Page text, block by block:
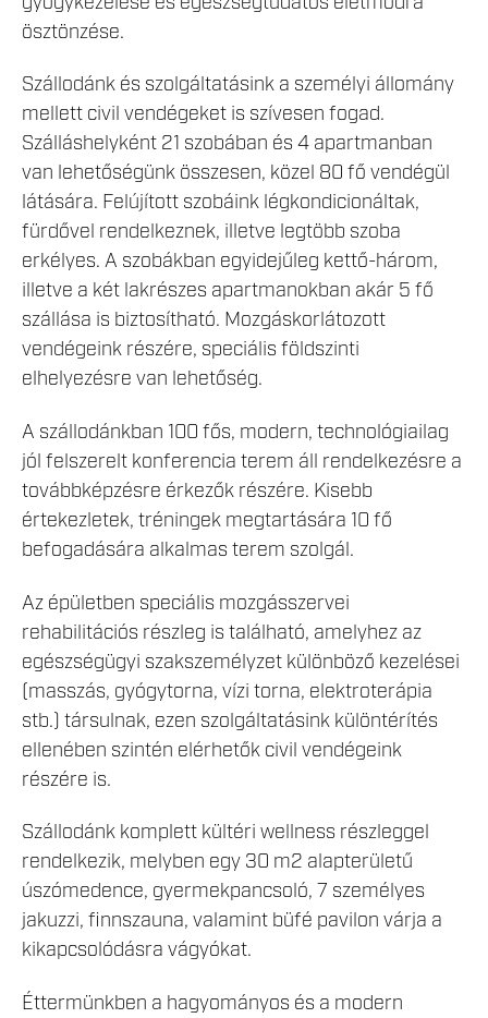
ösztönzése.
Szállodánk és szolgáltatásink a személyi állomány
mellett civil vendégeket is szívesen fogad.
Szálláshelyként 21 szobában és 4 apartmanban
van lehetőségünk összesen, közel 80 fő vendégül
látására. Felújított szobáink légkondicionáltak,
fürdővel rendelkeznek, illetve legtöbb szoba
erkélyes. A szobákban egyidejűleg kettő-három,
illetve a két lakrészes apartmanokban akár 5 fő
szállása is biztosítható. Mozgáskorlátozott
vendégeink részére, speciális földszinti
elhelyezésre van lehetőség.
A szállodánkban 100 fős, modern, technológiailag
jól felszerelt konferencia terem áll rendelkezésre a
továbbképzésre érkezők részére. Kisebb
értekezletek, tréningek megtartására 10 fő
befogadására alkalmas terem szolgál.
Az épületben speciális mozgásszervei
rehabilitációs részleg is található, amelyhez az
egészségügyi szakszemélyzet különböző kezelései
(masszás, gyógytorna, vízi torna, elektroterápia
stb.) társulnak, ezen szolgáltatásink különtérítés
ellenében szintén elérhetők civil vendégeink
részére is.
Szállodánk komplett kültéri wellness részleggel
rendelkezik, melyben egy 30 m2 alapterületű
úszómedence, gyermekpancsoló, 7 személyes
jakuzzi, finnszauna, valamint büfé pavilon várja a
kikapcsolódásra vágyókat.
Éttermünkben a hagyományos és a modern